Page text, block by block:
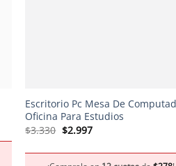
Escritorio Pc Mesa De
Oficina Para Estudios
$3.330 El
$2.997El